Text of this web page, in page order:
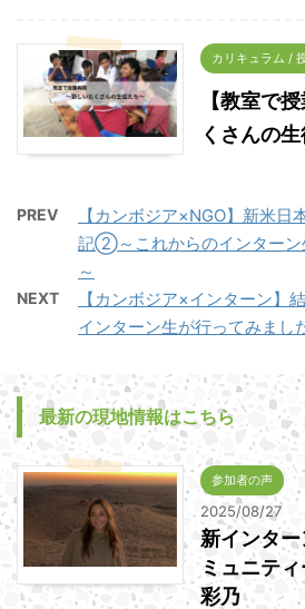
カリキュラム /
【教室で
くさんの
PREV
【カンボジア×NGO】新米日
記➁～これからのインターン
～
NEXT
【カンボジア×インターン】
インターン生が行ってみまし
最新の現地情報はこちら
参加者の声
2025/08/27
新インタ
ミュニテ
彩乃